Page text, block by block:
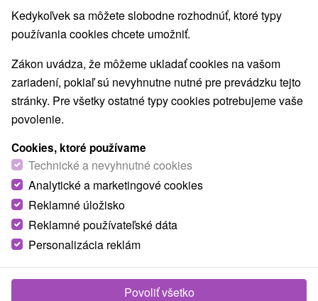
Stredné Slovensko, Podpoľanie, Banskobystrický kraj,
Kedykoľvek sa môžete slobodne rozhodnúť, ktoré typy
používania cookies chcete umožniť.
Zákon uvádza, že môžeme ukladať cookies na vašom
zariadení, pokiaľ sú nevyhnutne nutné pre prevádzku tejto
stránky. Pre všetky ostatné typy cookies potrebujeme vaše
povolenie.
Cookies, ktoré používame
Technické a nevyhnutné cookies
Analytické a marketingové cookies
Reklamné úložisko
Reklamné používateľské dáta
Personalizácia reklám
Povoliť všetko